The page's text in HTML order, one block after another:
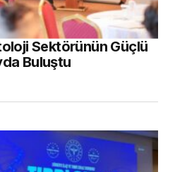
Sektörünün Güçlü
Buluştu